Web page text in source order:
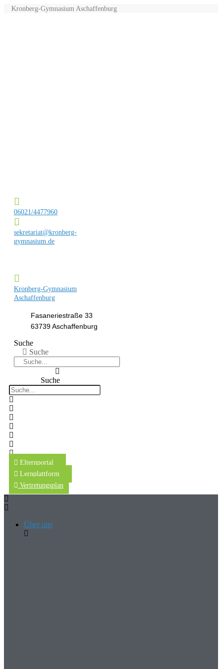
Kronberg-Gymnasium Aschaffenburg
06021/4477960
sekretariat@kronberg-
gymnasium.de
Kronberg-Gymnasium
Aschaffenburg
Fasaneriestraße 33
63739 Aschaffenburg
Suche
Suche
Suche
Elternportal
Lernplattform
Vertretungsplan
Über uns